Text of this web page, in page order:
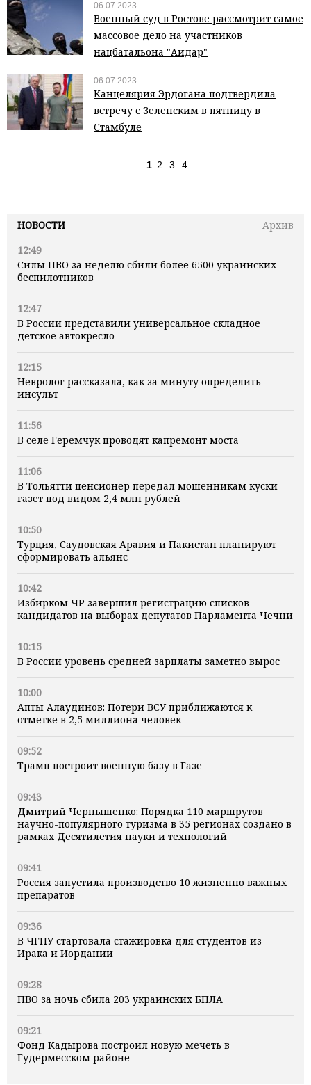
НОВОСТИ
Архив
12:49
Силы ПВО за неделю сбили более 6500 украинских
беспилотников
12:47
В России представили универсальное складное
детское автокресло
12:15
Невролог рассказала, как за минуту определить
инсульт
11:56
В селе Геремчук проводят капремонт моста
11:06
В Тольятти пенсионер передал мошенникам куски
газет под видом 2,4 млн рублей
10:50
Турция, Саудовская Аравия и Пакистан планируют
сформировать альянс
10:42
Избирком ЧР завершил регистрацию списков
кандидатов на выборах депутатов Парламента Чечни
10:15
В России уровень средней зарплаты заметно вырос
10:00
Апты Алаудинов: Потери ВСУ приближаются к
отметке в 2,5 миллиона человек
09:52
Трамп построит военную базу в Газе
09:43
Дмитрий Чернышенко: Порядка 110 маршрутов
научно-популярного туризма в 35 регионах создано в
рамках Десятилетия науки и технологий
09:41
Россия запустила производство 10 жизненно важных
препаратов
09:36
В ЧГПУ стартовала стажировка для студентов из
Ирака и Иордании
09:28
ПВО за ночь сбила 203 украинских БПЛА
09:21
Фонд Кадырова построил новую мечеть в
Гудермесском районе
06.07.2023
Военный суд в Ростове рассмотрит самое
массовое дело на участников
нацбатальона "Айдар"
06.07.2023
Канцелярия Эрдогана подтвердила
встречу с Зеленским в пятницу в
Стамбуле
1 2 3 4